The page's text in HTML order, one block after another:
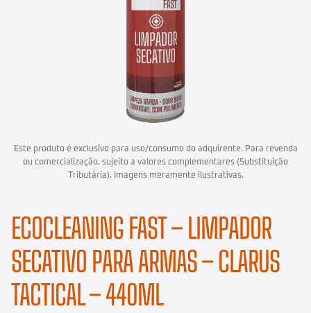
ECOCLEANING FAST – LIMPADOR
SECATIVO PARA ARMAS – CLARUS
TACTICAL – 440ML